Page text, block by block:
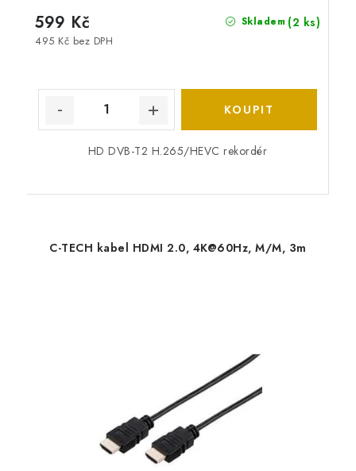
Skladem (2 ks)
495 Kč bez DPH
599 Kč
HD DVB-T2 H.265/HEVC rekordér
C-TECH kabel HDMI 2.0, 4K@60Hz, M/M, 3m